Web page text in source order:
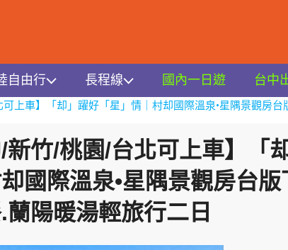
自由行 長程線 國內一日遊 台中
宜
上車】「却」躍好「星」情｜村却國際溫泉•星隅景觀房台
竹/桃園/台北可上車】「
國際溫泉•星隅景觀房台
陽暖湯輕旅行二日